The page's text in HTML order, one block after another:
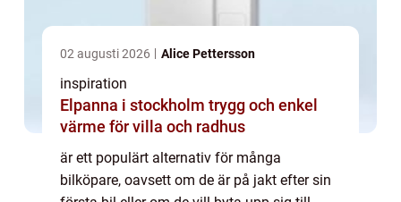
02 augusti 2026 Alice Pettersson
inspiration
Elpanna i stockholm trygg och enkel
värme för villa och radhus
är ett populärt alternativ för många
bilköpare, oavsett om de är på jakt efter sin